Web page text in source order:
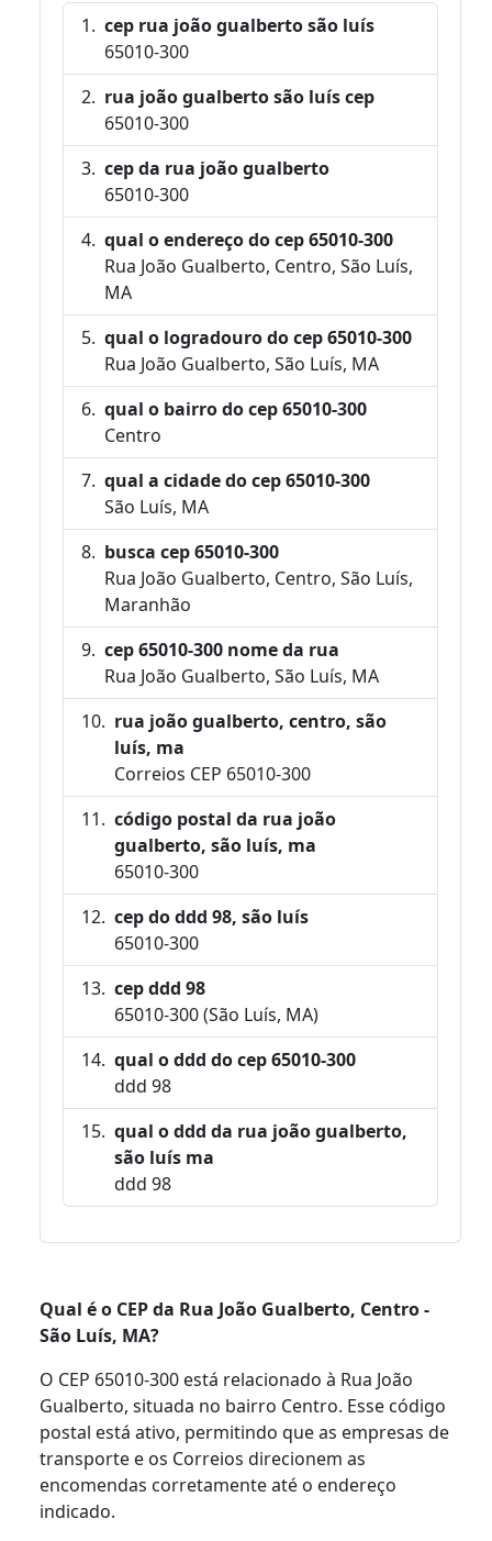
cep rua joão gualberto são luís
65010-300
rua joão gualberto são luís cep
65010-300
cep da rua joão gualberto
65010-300
qual o endereço do cep 65010-300
Rua João Gualberto, Centro, São Luís,
MA
qual o logradouro do cep 65010-300
Rua João Gualberto, São Luís, MA
qual o bairro do cep 65010-300
Centro
qual a cidade do cep 65010-300
São Luís, MA
busca cep 65010-300
Rua João Gualberto, Centro, São Luís,
Maranhão
cep 65010-300 nome da rua
Rua João Gualberto, São Luís, MA
rua joão gualberto, centro, são
luís, ma
Correios CEP 65010-300
código postal da rua joão
gualberto, são luís, ma
65010-300
cep do ddd 98, são luís
65010-300
cep ddd 98
65010-300 (São Luís, MA)
qual o ddd do cep 65010-300
ddd 98
qual o ddd da rua joão gualberto,
são luís ma
ddd 98
Qual é o CEP da Rua João Gualberto, Centro -
São Luís, MA?
O CEP 65010-300 está relacionado à Rua João
Gualberto, situada no bairro Centro. Esse código
postal está ativo, permitindo que as empresas de
transporte e os Correios direcionem as
encomendas corretamente até o endereço
indicado.